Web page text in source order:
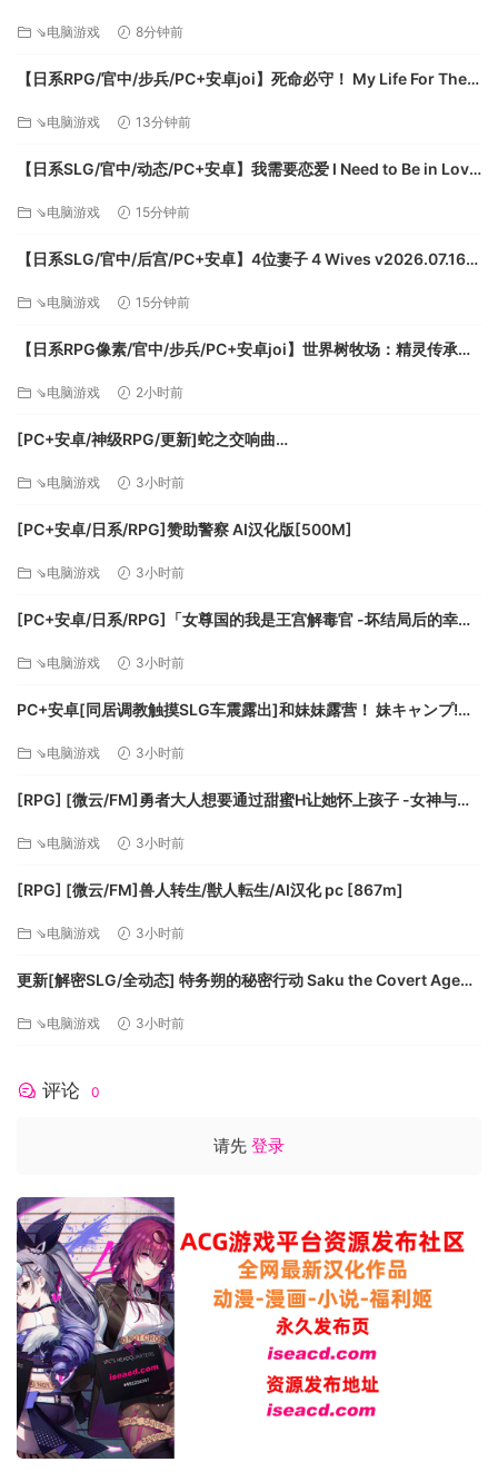
推荐配置：
操作系统：Windows 7（SP1），Windows 10
8350
内存：4 GB RAM
DirectX版本：11
⇘电脑游戏 8分钟前
【日系RPG/官中/步兵/PC+安卓joi】死命必守！ My Life For Thee!
⇘电脑游戏 13分钟前
【日系SLG/官中/动态/PC+安卓】我需要恋爱 I Need to Be in Love
⇘电脑游戏 15分钟前
【日系SLG/官中/后宫/PC+安卓】4位妻子 4 Wives v2026.07.16
⇘电脑游戏 15分钟前
【日系RPG像素/官中/步兵/PC+安卓joi】世界树牧场：精灵传承
ムと世界樹の牧場～ 官方中文步兵版【1.26G】
⇘电脑游戏 2小时前
[PC+安卓/神级RPG/更新]蛇之交响曲
⇘电脑游戏 3小时前
[PC+安卓/日系/RPG]赞助警察 AI汉化版[500M]
⇘电脑游戏 3小时前
[PC+安卓/日系/RPG]「女尊国的我是王宫解毒官 -坏结局后的幸福
⇘电脑游戏 3小时前
PC+安卓[同居调教触摸SLG车震露出]和妹妹露营！ 妹キャンプ!
⇘电脑游戏 3小时前
[RPG] [微云/FM]勇者大人想要通过甜蜜H让她怀上孩子 -女神与淫
⇘电脑游戏 3小时前
[RPG] [微云/FM]兽人转生/獣人転生/AI汉化 pc [867m]
⇘电脑游戏 3小时前
更新[解密SLG/全动态] 特务朔的秘密行动 Saku the Covert Agent
⇘电脑游戏 3小时前
评论 0
请先 登录